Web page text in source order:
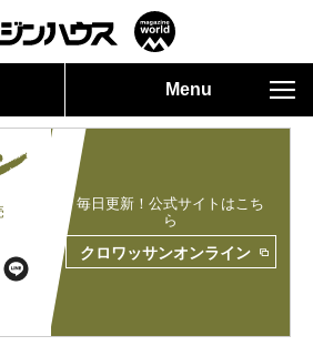
Menu
毎日更新！公式サイトはこち
ら
クロワッサンオンライン